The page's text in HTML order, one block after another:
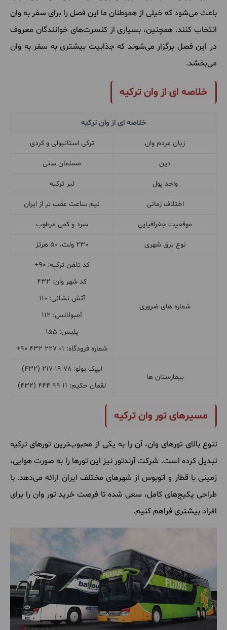
باعث می‌شود که خیلی از هموطنان ما این فصل را برای سفر به وان
انتخاب کنند. همچنین، بسیاری از کنسرت‌های خوانندگان معروف
در این فصل برگزار می‌شوند که جذابیت بیشتری به سفر به وان
می‌بخشد.
خلاصه ای از وان ترکیه
خلاصه ای از وان ترکیه
زبان مردم وان ترکی استانبولی و کردی
دین مسلمان سنی
واحد پول لیر ترکیه
اختلاف زمانی نیم ساعت عقب تر از ایران
موقعیت جغرافیایی سرد و کمی مرطوب
نوع برق شهری 230 ولت، 50 هرتز
شماره های ضروری
کد تلفن ترکیه: 90+
کد شهر وان: 432
آتش نشانی: 110
آمبولانس: 112
پلیس: 155
شماره فرودگاه: 01 227 432 90+
بیمارستان ها
ایپک یولو: 78 19 217 (432)
لقمان حکیم: 11 99 444 (432)
مسیرهای تور وان ترکیه
تنوع بالای تورهای وان، آن را به یکی از محبوب‌ترین تورهای ترکیه
تبدیل کرده است. شرکت آرندتور نیز این تورها را به صورت هوایی،
زمینی با قطار و اتوبوس از شهرهای مختلف ایران ارائه می‌دهد. با
طراحی پکیج‌های کامل، سعی شده تا فرصت خرید تور وان را برای
افراد بیشتری فراهم کنیم.